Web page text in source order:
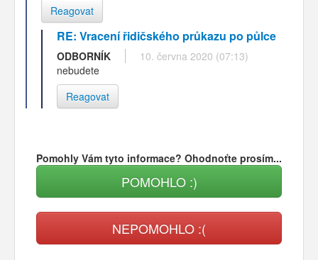
Reagovat
RE: Vracení řidičského průkazu po půlce
ODBORNÍK
10. června 2020 (07:13)
nebudete
Reagovat
Pomohly Vám tyto informace? Ohodnoťte prosím...
POMOHLO :)
NEPOMOHLO :(